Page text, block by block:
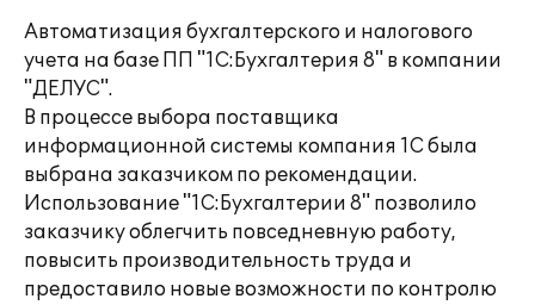
Автоматизация бухгалтерского и налогового
учета на базе ПП "1С:Бухгалтерия 8" в компании
"ДЕЛУС".
В процессе выбора поставщика
информационной системы компания 1С была
выбрана заказчиком по рекомендации.
Использование "1С:Бухгалтерии 8" позволило
заказчику облегчить повседневную работу,
повысить производительность труда и
предоставило новые возможности по контролю